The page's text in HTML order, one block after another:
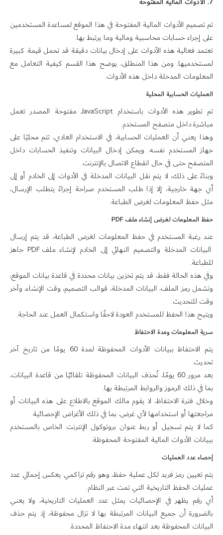
تم تصميم الأدوات المالية المفتوحة في هذا الموقع لمساعدة المستخدمين
على إجراء حسابات محاسبية ومالية وما يرتبط بها.
تعتمد فعالية هذه الأدوات على إدخال بيانات دقيقة قد تحمل قيمة كبيرة
لمستخدميها. ومن هذا المنطلق، يوضح هذا القسم كيفية التعامل مع
المعلومات المدخلة داخل هذه الأدوات.
العمليات الحسابية المحلية
تم تطوير هذه الأدوات باستخدام JavaScript مفتوحة المصدر تعمل
مباشرة داخل متصفح المستخدم.
وهذا يعني أن العمليات الحسابية، في الاستخدام العادي، تتم محليًا على
جهاز المستخدم نفسه. ويمكن إدخال البيانات وتنفيذ الحسابات داخل
المتصفح حتى في حال انقطاع الاتصال بالإنترنت.
وبناءً على ذلك، لا يتم نقل البيانات المدخلة في الأدوات إلى الخادم أو إلى
أي جهة خارجية، إلا إذا طلب المستخدم صراحة إجراءً يتطلب الإرسال،
مثل حفظ المعلومات لغرض الطباعة.
حفظ المعلومات لغرض إنشاء ملف PDF
عند رغبة المستخدم في حفظ المعلومات لغرض الطباعة، قد يتم إرسال
البيانات المدخلة والتصميم النهائي إلى الخادم لإنشاء ملف PDF جاهز
للطباعة.
وفي هذه الحالة فقط، قد يتم تخزين بيانات محددة في قاعدة بيانات الموقع،
وتشمل رمز الملف، البيانات المدخلة، قوالب التصميم، وقت الإنشاء، وآخر
وقت للتحديث.
ويتيح هذا الحفظ للمستخدم العودة لاحقًا واستكمال العمل عند الحاجة.
سرية المعلومات ومدة الاحتفاظ
يتم الاحتفاظ ببيانات الأدوات المحفوظة لمدة 60 يومًا من تاريخ آخر
تحديث.
بعد مرور 60 يومًا، تُحذف البيانات المحفوظة تلقائيًا من قاعدة البيانات،
بما في ذلك الرموز والروابط المرتبطة بها.
وخلال فترة الاحتفاظ، لا يقوم مالك الموقع بالاطلاع على هذه البيانات أو
مراجعتها أو استخدامها لأي غرض، بما في ذلك الأغراض الإحصائية.
كما لا يتم تسجيل أو ربط عنوان بروتوكول الإنترنت الخاص بالمستخدم
ببيانات الأدوات المالية المفتوحة المحفوظة.
إحصاء عدد العمليات
يتم تعيين رمز فريد لكل عملية حفظ، وهو رقم تراكمي يعكس إجمالي عدد
عمليات الحفظ التاريخية التي تمت عبر النظام.
أي رقم يظهر في الإحصائيات يمثل عدد العمليات التاريخية، ولا يعني
بالضرورة أن جميع البيانات المرتبطة بها لا تزال محفوظة، إذ يتم حذف
البيانات المحفوظة بعد انتهاء مدة الاحتفاظ المحددة.